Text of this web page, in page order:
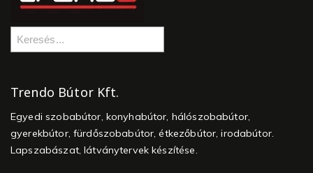
Trendo Bútor Kft.
Egyedi szobabútor, konyhabútor, hálószobabútor,
gyerekbútor, fürdőszobabútor, étkezőbútor, irodabútor.
Lapszabászat, látványtervek készítése.